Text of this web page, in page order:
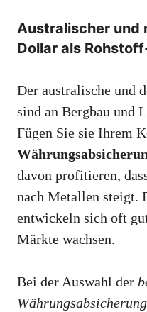
Australischer und
Dollar als
Der australische und
sind an Bergbau und
Fügen Sie sie Ihrem
davon profitieren,
nach Metallen steigt.
entwickeln sich oft
Märkte wachsen.
Bei der Auswahl der